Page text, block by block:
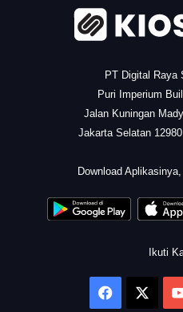
PT Digital Raya
Puri Imperium
Jalan Kuningan
Jakarta Selatan
Download
Ikuti
Facebook